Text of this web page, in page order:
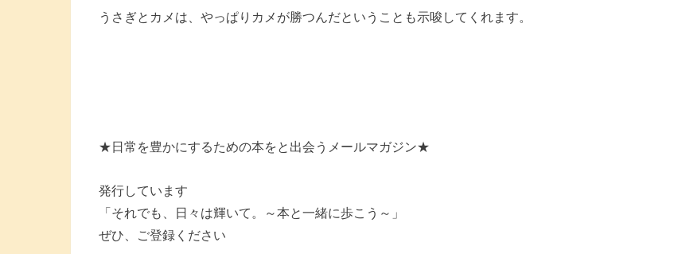
うさぎとカメは、やっぱりカメが勝つんだということも示唆してくれます。
★日常を豊かにするための本をと出会うメールマガジン★
発行しています
「それでも、日々は輝いて。～本と一緒に歩こう～」
ぜひ、ご登録ください